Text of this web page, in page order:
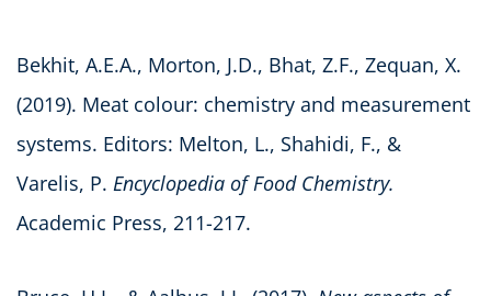
Bekhit, A.E.A., Morton, J.D., Bhat, Z.F., Zequan, X.
(2019). Meat colour: chemistry and measurement
systems. Editors: Melton, L., Shahidi, F., &
Varelis, P. Encyclopedia of Food Chemistry.
Academic Press, 211-217.